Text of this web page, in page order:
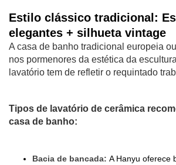
Estilo clássico tradicional:
elegantes + silhueta vintage
A casa de banho tradicional europeia
nos pormenores da estética da
lavatório tem de refletir o requintado
Tipos de lavatório de cerâmica
casa de banho:
Bacia de bancada: A Hanyu oferece